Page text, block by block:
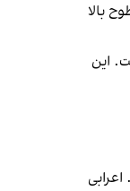
بالا
است. این